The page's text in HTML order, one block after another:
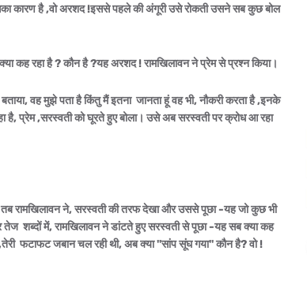
कारण है ,वो अरशद !इससे पहले की अंगूरी उसे रोकती उसने सब कुछ बोल
कह रहा है ? कौन है ?यह अरशद ! रामखिलावन ने प्रेम से प्रश्न किया।
वह मुझे पता है किंतु मैं इतना जानता हूं वह भी, नौकरी करता है ,इनके
है, प्रेम ,सरस्वती को घूरते हुए बोला। उसे अब सरस्वती पर क्रोध आ रहा
तब रामखिलावन ने, सरस्वती की तरफ देखा और उससे पूछा -यह जो कुछ भी
शब्दों में, रामखिलावन ने डांटते हुए सरस्वती से पूछा -यह सब क्या कह
फटाफट जबान चल रही थी, अब क्या ''सांप सूंघ गया'' कौन है? वो !